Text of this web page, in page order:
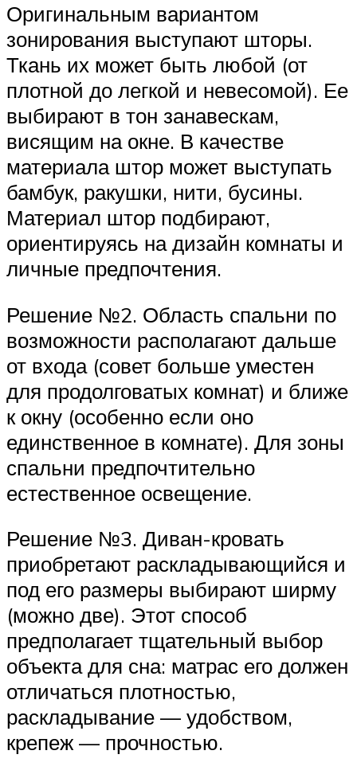
Оригинальным вариантом
зонирования выступают шторы.
Ткань их может быть любой (от
плотной до легкой и невесомой). Ее
выбирают в тон занавескам,
висящим на окне. В качестве
материала штор может выступать
бамбук, ракушки, нити, бусины.
Материал штор подбирают,
ориентируясь на дизайн комнаты и
личные предпочтения.
Решение №2. Область спальни по
возможности располагают дальше
от входа (совет больше уместен
для продолговатых комнат) и ближе
к окну (особенно если оно
единственное в комнате). Для зоны
спальни предпочтительно
естественное освещение.
Решение №3. Диван-кровать
приобретают раскладывающийся и
под его размеры выбирают ширму
(можно две). Этот способ
предполагает тщательный выбор
объекта для сна: матрас его должен
отличаться плотностью,
раскладывание — удобством,
крепеж — прочностью.